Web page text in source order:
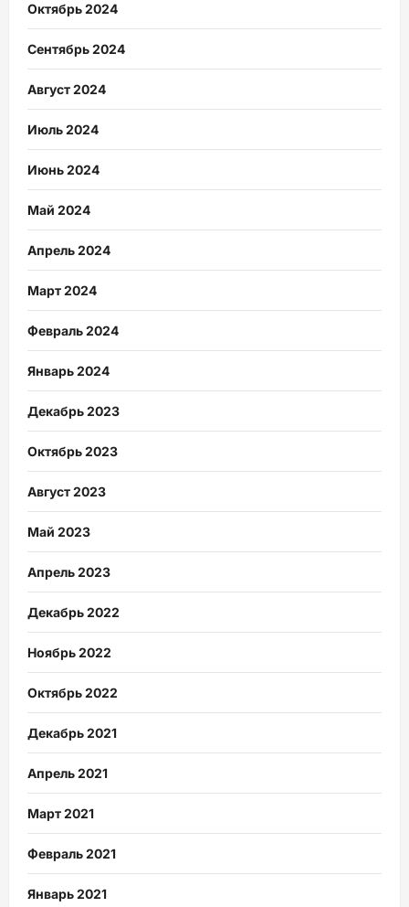
Октябрь 2024
Сентябрь 2024
Август 2024
Июль 2024
Июнь 2024
Май 2024
Апрель 2024
Март 2024
Февраль 2024
Январь 2024
Декабрь 2023
Октябрь 2023
Август 2023
Май 2023
Апрель 2023
Декабрь 2022
Ноябрь 2022
Октябрь 2022
Декабрь 2021
Апрель 2021
Март 2021
Февраль 2021
Январь 2021